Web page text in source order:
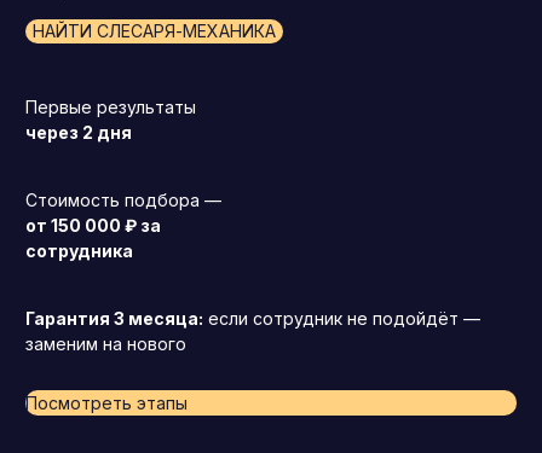
НАЙТИ СЛЕСАРЯ-МЕХАНИКА
Первые результаты
через 2 дня
Стоимость подбора —
от 150 000 ₽ за
сотрудника
Гарантия 3 месяца: если сотрудник не подойдёт —
заменим на нового
Посмотреть этапы